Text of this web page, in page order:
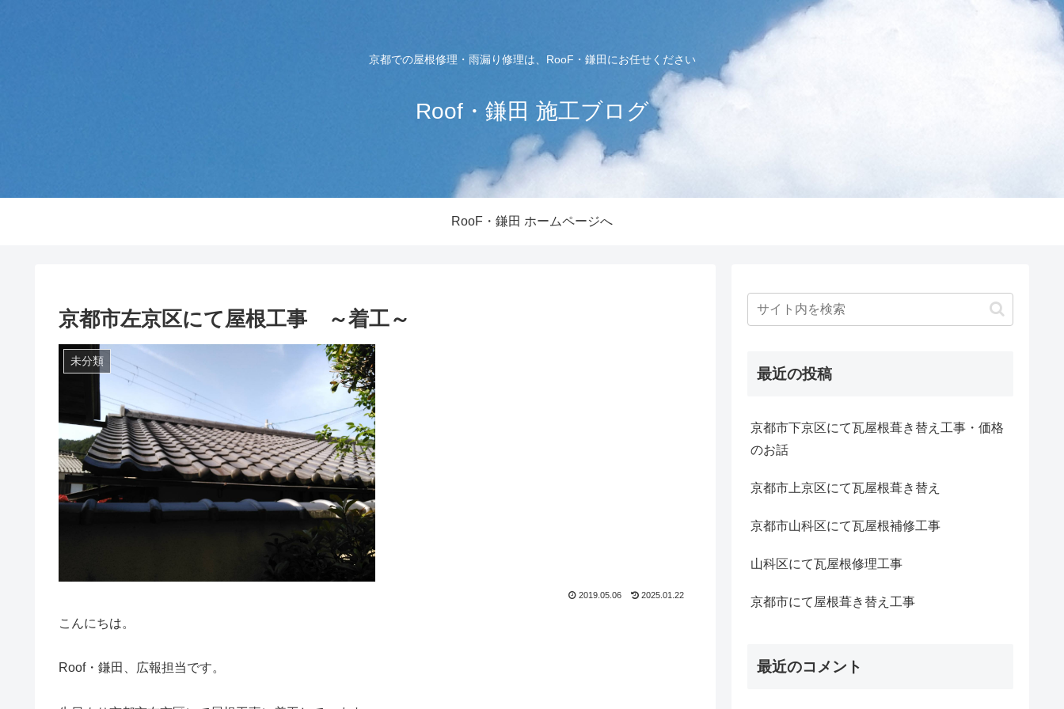
京都での屋根修理・雨漏り修理は、RooF・鎌田にお任せください
Roof・鎌田 施工ブログ
RooF・鎌田 ホームページへ
京都市左京区にて屋根工事 ～着工～
未分類
2019.05.06 2025.01.22
こんにちは。
Roof・鎌田、広報担当です。
最近の投稿
京都市下京区にて瓦屋根葺き替え工事・価格
のお話
京都市上京区にて瓦屋根葺き替え
京都市山科区にて瓦屋根補修工事
山科区にて瓦屋根修理工事
京都市にて屋根葺き替え工事
最近のコメント